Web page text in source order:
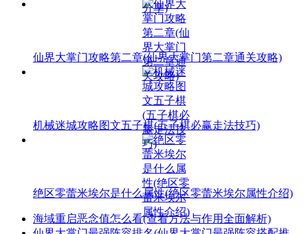
仙界大掌门攻略第二章(仙界大掌门第二章通关攻略)
机械迷城攻略图文五子棋(五子棋必赢走法技巧)
绝区零蕾米埃尔是什么属性(绝区零蕾米埃尔属性介绍)
海域重启恶念值怎么看(查看方法与作用全面解析)